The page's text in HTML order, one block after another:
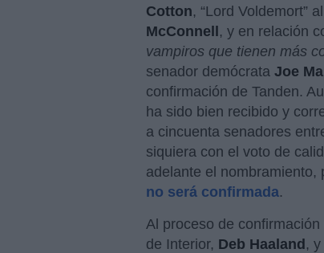
Cotton, “Lord Voldemort”
McConnell, y en relación
vampiros que tienen más
senador demócrata Joe
confirmación de Tanden.
ha sido bien recibido y
a cincuenta senadores
siquiera con el voto de
adelante el nombramiento,
no será confirmada.
Al proceso de
de Interior, Deb Haaland,